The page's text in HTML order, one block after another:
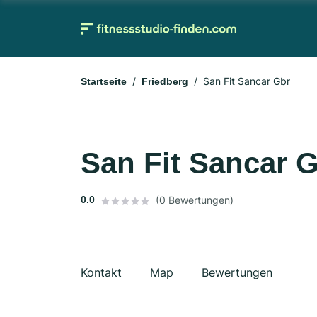
Startseite Friedberg San Fit Sancar Gbr
San Fit Sancar
0.0 (0 Bewertungen)
Kontakt Map Bewertungen